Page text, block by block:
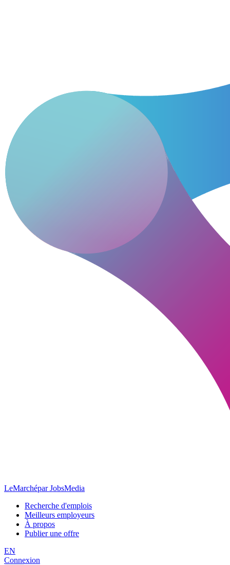
LeMarchépar JobsMedia
Recherche d'emplois
Meilleurs employeurs
À propos
Publier une offre
EN
Connexion